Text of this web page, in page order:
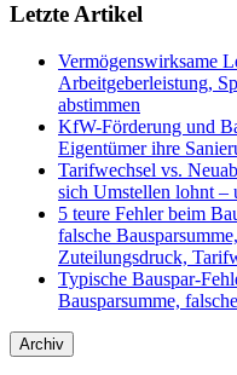
Letzte Artikel
Vermögenswirksame
Arbeitgeberleistung,
abstimmen
KfW-Förderung und
Eigentümer ihre
Tarifwechsel vs.
sich Umstellen lohnt –
5 teure Fehler beim
falsche
Zuteilungsdruck,
Typische Bauspar-
Bausparsumme,
Archiv